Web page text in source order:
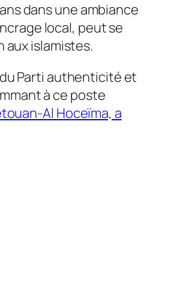
dans une ambiance
local, peut se
aux islamistes.
Parti authenticité et
à ce poste
Al Hoceïma, a